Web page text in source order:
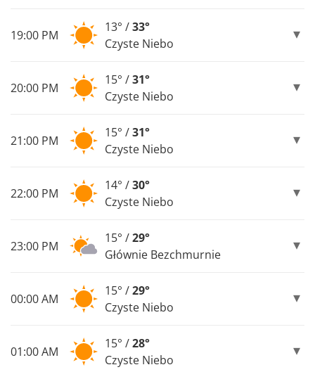
19:00 PM
13° /33°
Czyste Niebo
20:00 PM
15° /31°
Czyste Niebo
21:00 PM
15° /31°
Czyste Niebo
22:00 PM
14° /30°
Czyste Niebo
23:00 PM
15° /29°
Głównie Bezchmurnie
00:00 AM
15° /29°
Czyste Niebo
01:00 AM
15° /28°
Czyste Niebo